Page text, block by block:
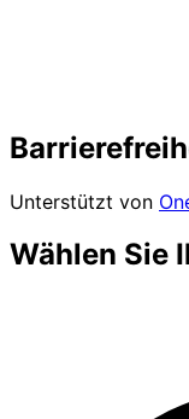
Unterstützt von
Wählen Sie